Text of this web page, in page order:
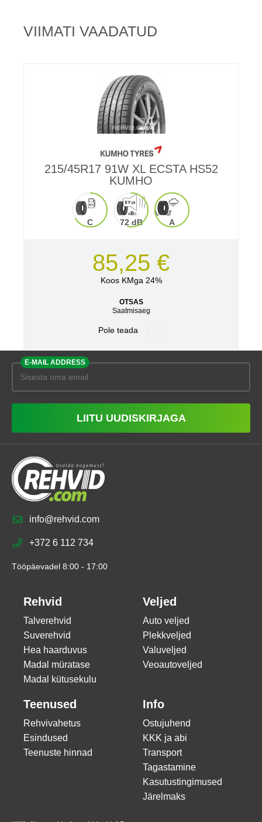
VIIMATI VAADATUD
215/45R17 91W XL ECSTA HS52
KUMHO
C 72 dB A
85,25 €
Koos KMga 24%
OTSAS
Saatmisaeg
Pole teada
E-MAIL ADDRESS
LIITU UUDISKIRJAGA
info@rehvid.com
+372 6 112 734
Tööpäevadel 8:00 - 17:00
Rehvid
Talverehvid
Suverehvid
Hea haarduvus
Madal müratase
Madal kütusekulu
Veljed
Auto veljed
Plekkveljed
Valuveljed
Veoautoveljed
Teenused
Rehvivahetus
Esindused
Teenuste hinnad
Info
Ostujuhend
KKK ja abi
Transport
Tagastamine
Kasutustingimused
Järelmaks